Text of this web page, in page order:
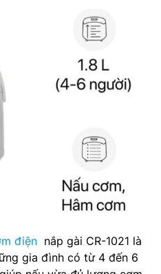
điện nắp gài CR-1021 là
gia đình có từ 4 đến 6